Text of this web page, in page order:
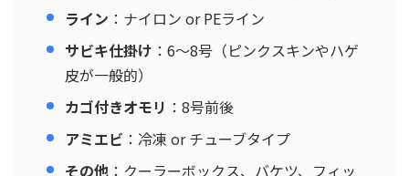
ライン ：ナイロン or PEライン
サビキ仕掛け ：6〜8号（ピンクスキンやハゲ
皮が一般的）
カゴ付きオモリ ：8号前後
アミエビ ：冷凍 or チューブタイプ
その他 ：クーラーボックス、バケツ、フィッ